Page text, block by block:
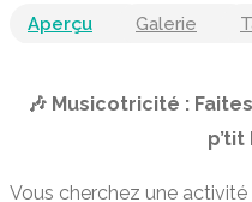
Aperçu Galerie
🎶 Musicotricité :
Vous cherchez une